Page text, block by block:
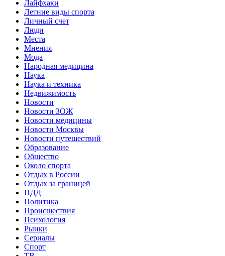
Лайфхаки
Летние виды спорта
Личный счет
Люди
Места
Мнения
Мода
Народная медицина
Наука
Наука и техника
Недвижимость
Новости
Новости ЗОЖ
Новости медицины
Новости Москвы
Новости путешествий
Образование
Общество
Около спорта
Отдых в России
Отдых за границей
ПДД
Политика
Происшествия
Психология
Рынки
Сериалы
Спорт